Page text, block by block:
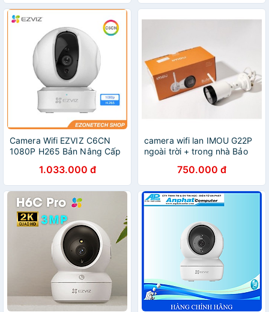
Camera Wifi EZVIZ C6CN
1080P H265 Bản Nâng Cấp
1.033.000 đ
camera wifi lan IMOU G22P
ngoài trời + trong nhà Bảo
750.000 đ